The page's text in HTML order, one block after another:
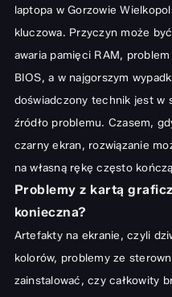
laptopa w Gorzowie
kluczowa. Przyczyn może
awaria pamięci RAM,
BIOS, a w najgorszym
doświadczony technik jest w
źródło problemu. Czasem,
czarny ekran, rozwiązanie
na własną rękę często
Problemy z kartą
konieczna?
Artefakty na ekranie, czyli
kolorów, problemy ze
zainstalować, czy całkowity